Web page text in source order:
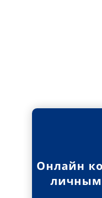
Онлайн
личным